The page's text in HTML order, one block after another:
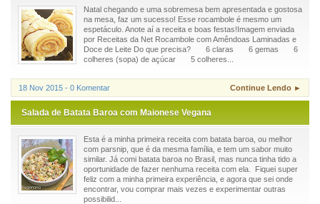
Natal chegando e uma sobremesa bem apresentada e gostosa
na mesa, faz um sucesso! Esse rocambole é mesmo um
espetáculo. Anote aí a receita e boas festas!Imagem enviada
por Receitas da Net Rocambole com Amêndoas Laminadas e
Doce de Leite Do que precisa? 6 claras 6 gemas 6
colheres (sopa) de açúcar 5 colheres...
18 Nov 2015 - 0 Komentar Continue Lendo ►
Salada de Batata Baroa com Maionese Vegana
Esta é a minha primeira receita com batata baroa, ou melhor
com parsnip, que é da mesma família, e tem um sabor muito
similar. Já comi batata baroa no Brasil, mas nunca tinha tido a
oportunidade de fazer nenhuma receita com ela. Fiquei super
feliz com a minha primeira experiência, e agora que sei onde
encontrar, vou comprar mais vezes e experimentar outras
possibilid...